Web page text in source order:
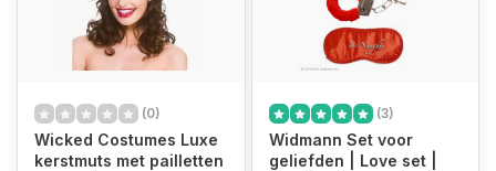
(0)
Wicked Costumes Luxe
kerstmuts met pailletten
(3)
Widmann Set voor
geliefden | Love set |